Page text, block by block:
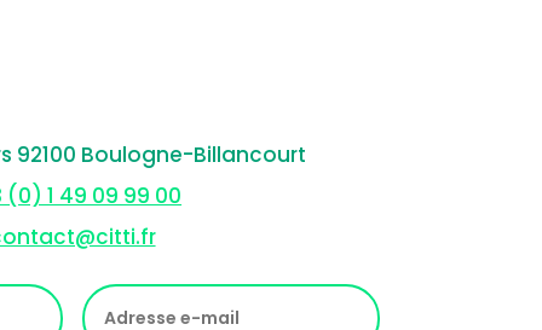
92100 Boulogne-Billancourt
(0) 1 49 09 99 00